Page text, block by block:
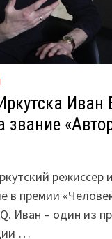
звание
режиссер
в премии
Иван – один из
…